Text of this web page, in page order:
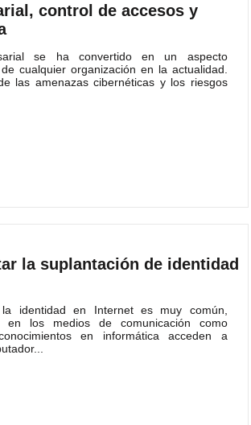
control de accesos y
se ha convertido en un aspecto
cualquier organización en la actualidad.
las amenazas cibernéticas y los riesgos
la suplantación de identidad
identidad en Internet es muy común,
en los medios de comunicación como
en informática acceden a